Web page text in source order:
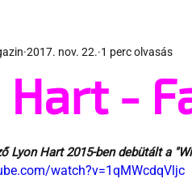
Hart -
2017. nov. 22. 1 perc olvasás
Lyon Hart 2015-ben debütált a
watch?v=1qMWcdqVljc